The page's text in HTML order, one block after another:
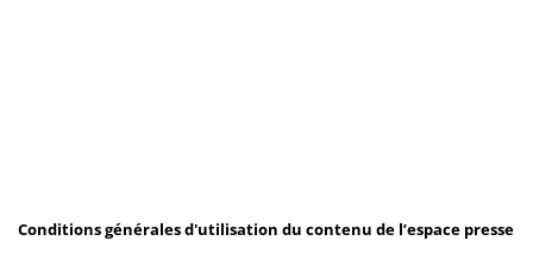
Conditions générales d'utilisation du contenu de l’espace presse